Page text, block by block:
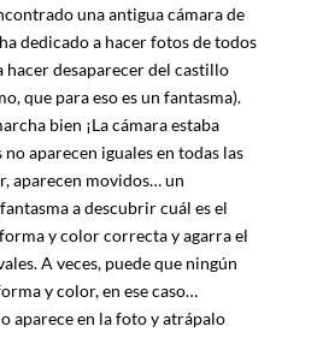
una antigua cámara de
dedicado a hacer fotos de todos
hacer desaparecer del castillo
que para eso es un fantasma).
bien ¡La cámara estaba
aparecen iguales en todas las
aparecen movidos… un
a descubrir cuál es el
y color correcta y agarra el
A veces, puede que ningún
y color, en ese caso…
aparece en la foto y atrápalo